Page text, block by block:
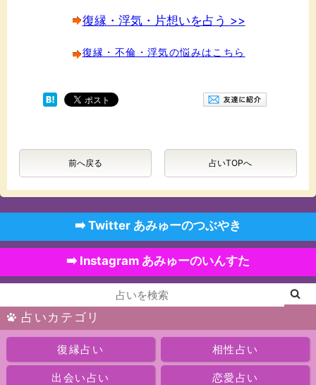
復縁・浮気・片想いを占う >>
復縁・不倫・浮気の悩みはこちら
前へ戻る 占いTOPへ
➡️ Twitter あみゅーのつぶやき
➡️ Instagram あみゅーのいんすた
占いカテゴリ
復縁占い 相性占い
出会い占い 恋愛占い